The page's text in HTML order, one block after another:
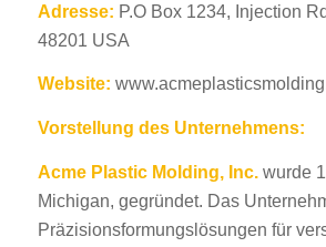
Adresse: P.O Box 1234, Injection
48201 USA
Website:
Vorstellung des Unternehmens:
Acme Plastic Molding, Inc. wurde
Michigan, gegründet. Das
Präzisionsformungslösungen für